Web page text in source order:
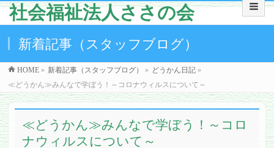
社会福祉法人ささの会
新着記事（スタッフブログ）
HOME » 新着記事（スタッフブログ） » どうかん日記 »
≪どうかん≫みんなで学ぼう！～コロナウィルスについて～
≪どうかん≫みんなで学ぼう！～コロ
ナウィルスについて～